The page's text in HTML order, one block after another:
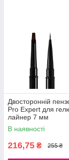
Двосторонній
Pro Expert для
лайнер 7 мм
В наявності
216,75 ₴ 255 ₴